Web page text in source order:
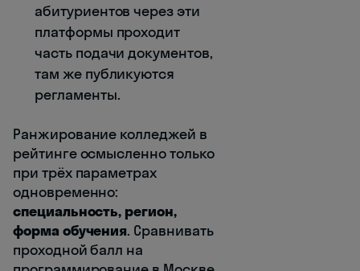
абитуриентов через эти
платформы проходит
часть подачи документов,
там же публикуются
регламенты.
Ранжирование колледжей в
рейтинге осмысленно только
при трёх параметрах
одновременно:
специальность, регион,
форма обучения. Сравнивать
проходной балл на